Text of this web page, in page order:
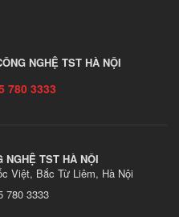
NGHỆ TST HÀ NỘI
780 3333
NGHỆ TST HÀ NỘI
Việt, Bắc Từ Liêm, Hà Nội
780 3333